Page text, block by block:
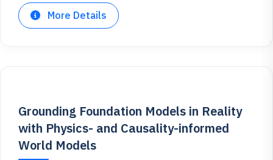
More Details
Grounding Foundation Models in Reality
with Physics- and Causality-informed
World Models